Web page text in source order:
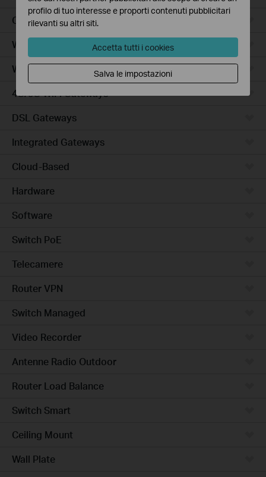
Campus
Wired Gateways
WiFi Gateways
4G/5G WiFi Gateways
DSL Gateways
Integrated Gateways
Cloud-Based
Hardware
Software
Switch PoE
Telecamere
Router VPN
Switch Managed
Video Recorder
Antenne Radio Outdoor
Router Load Balance
Switch Smart
Ceiling Mount
Wall Plate
profilo di tuo interesse e proporti contenuti pubblicitari
rilevanti su altri siti.
Accetta tutti i cookies
Salva le impostazioni